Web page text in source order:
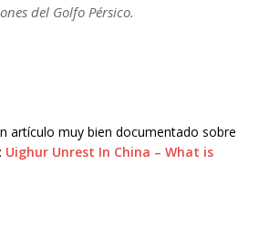
del Golfo Pérsico.
artículo muy bien documentado sobre
Uighur Unrest In China – What is